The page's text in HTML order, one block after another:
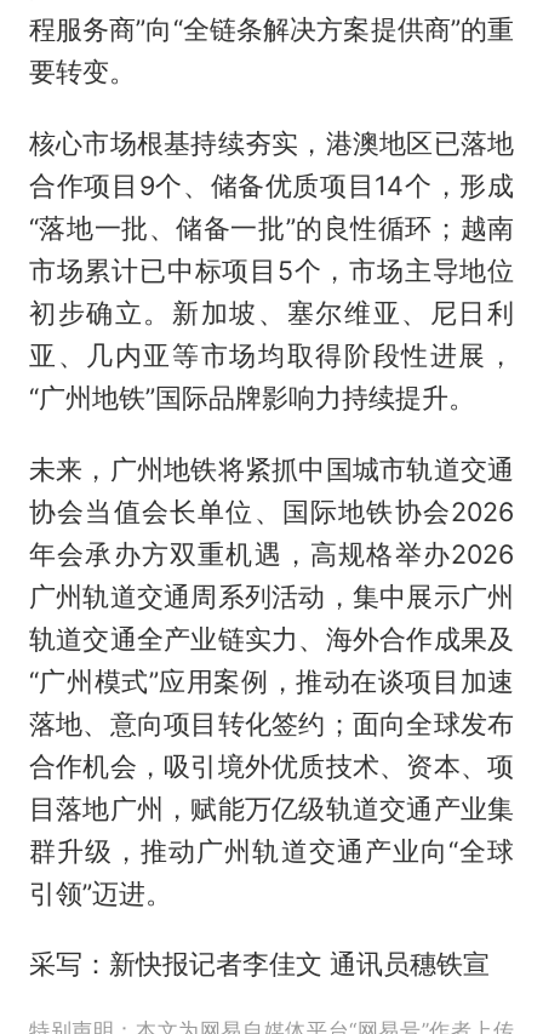
程服务商”向“全链条解决方案提供商”的重
要转变。
核心市场根基持续夯实，港澳地区已落地
合作项目9个、储备优质项目14个，形成
“落地一批、储备一批”的良性循环；越南
市场累计已中标项目5个，市场主导地位
初步确立。新加坡、塞尔维亚、尼日利
亚、几内亚等市场均取得阶段性进展，
“广州地铁”国际品牌影响力持续提升。
未来，广州地铁将紧抓中国城市轨道交通
协会当值会长单位、国际地铁协会2026
年会承办方双重机遇，高规格举办2026
广州轨道交通周系列活动，集中展示广州
轨道交通全产业链实力、海外合作成果及
“广州模式”应用案例，推动在谈项目加速
落地、意向项目转化签约；面向全球发布
合作机会，吸引境外优质技术、资本、项
目落地广州，赋能万亿级轨道交通产业集
群升级，推动广州轨道交通产业向“全球
引领”迈进。
采写：新快报记者李佳文 通讯员穗铁宣